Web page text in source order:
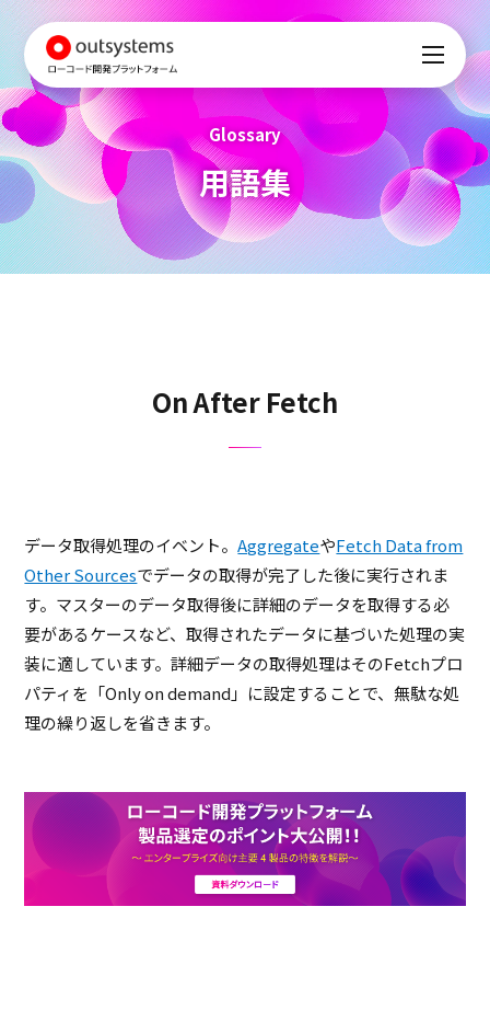
Glossary
用語集
On After Fetch
データ取得処理のイベント。AggregateやFetch Data from
Other Sourcesでデータの取得が完了した後に実行されま
す。マスターのデータ取得後に詳細のデータを取得する必
要があるケースなど、取得されたデータに基づいた処理の実
装に適しています。詳細データの取得処理はそのFetchプロ
パティを「Only on demand」に設定することで、無駄な処
理の繰り返しを省きます。